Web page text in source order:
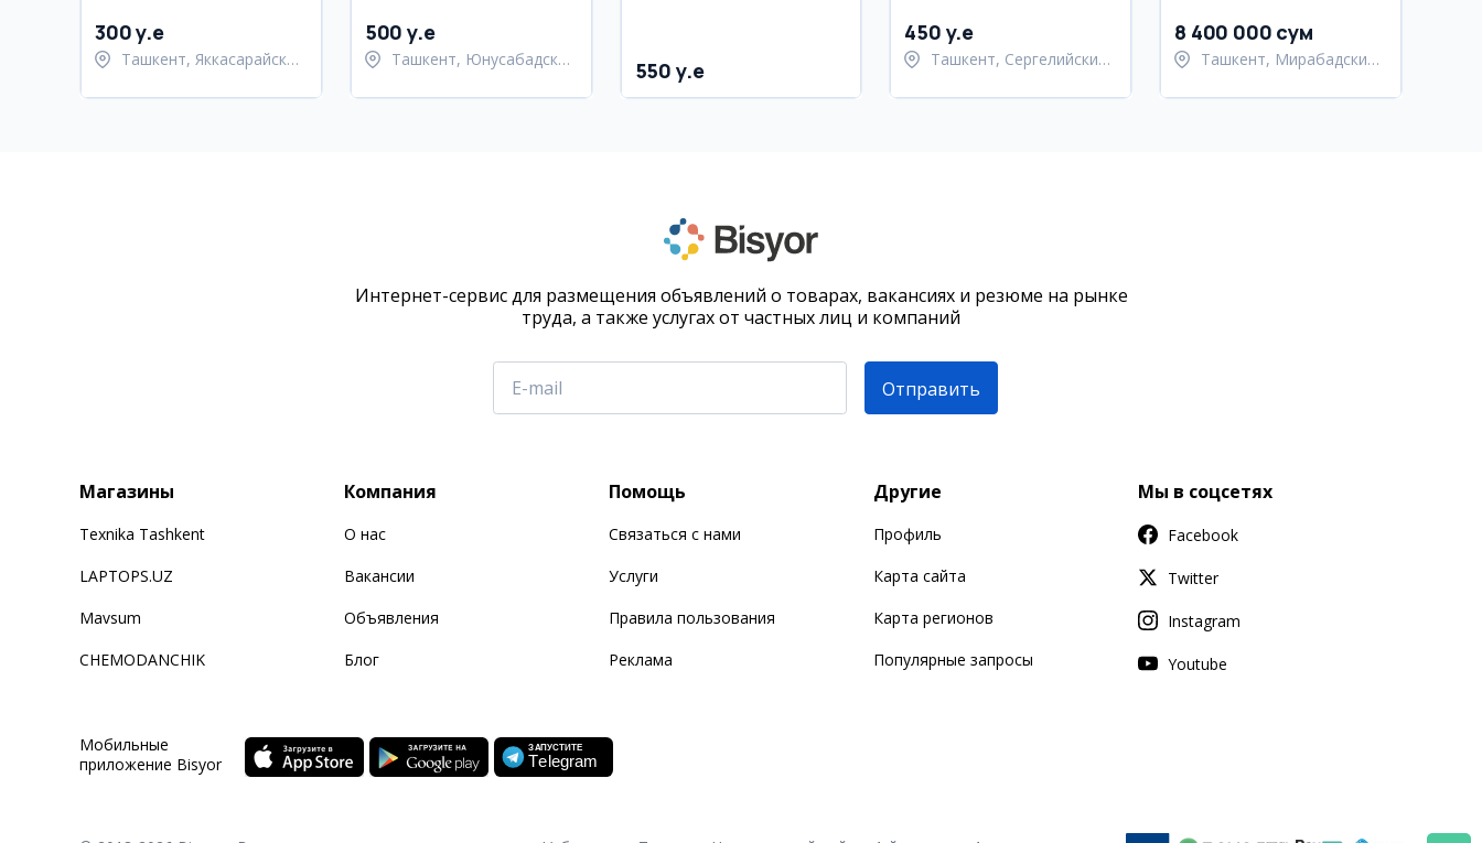
300 y.e
Ташкент, Яккасарайский
500 y.e
Ташкент, Юнусабадский
550 y.e
450 y.e
Ташкент, Сергелийский
8 400 000 сум
Ташкент, Мирабадский
Интернет-сервис для размещения объявлений о товарах, вакансиях и резюме на рынке
труда, а также услугах от частных лиц и компаний
Отправить
Магазины
Texnika Tashkent
LAPTOPS.UZ
Mavsum
CHEMODANCHIK
Компания
О нас
Вакансии
Объявления
Блог
Помощь
Связаться с нами
Услуги
Правила пользования
Реклама
Другие
Профиль
Карта сайта
Карта регионов
Популярные запросы
Мы в соцсетях
Facebook
Twitter
Instagram
Youtube
Мобильные
приложение Bisyor